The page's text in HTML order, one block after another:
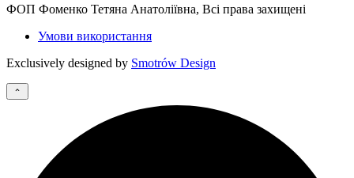
ФОП Фоменко Тетяна Анатоліївна, Всі права захищені
Умови використання
Exclusively designed by Smotrów Design